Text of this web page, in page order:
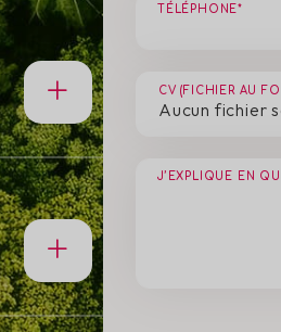
TÉLÉPHONE*
CV (FICHIER AU
Aucun fichier
J’EXPLIQUE EN